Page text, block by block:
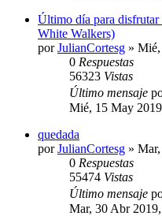
Último día para
White Walkers)
porJulianCortesg »
0 Respuestas
56323 Vistas
Último mensaje
Mié, 15 May
quedada
porJulianCortesg »
0 Respuestas
55474 Vistas
Último mensaje
Mar, 30 Abr